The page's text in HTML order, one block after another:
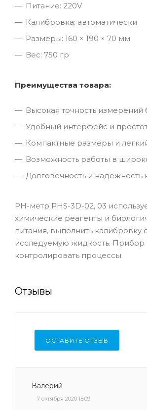
Питание: 220V
Калибровка: автоматически
Размеры: 160 × 190 × 70 мм
Вес: 750 гр
Преимущества товара:
Высокая точность
Удобный интерфейс и
Компактные размеры и
Возможность работы в
Долговечность и
РН-метр PHS-3D-02, 03
химические реагенты и
питания, выполнить
исследуемую жидкость. Прибор
контролировать процессы.
Отзывы
ОСТАВИТЬ ОТЗЫВ
Валерий
7 октября 2020 15:09